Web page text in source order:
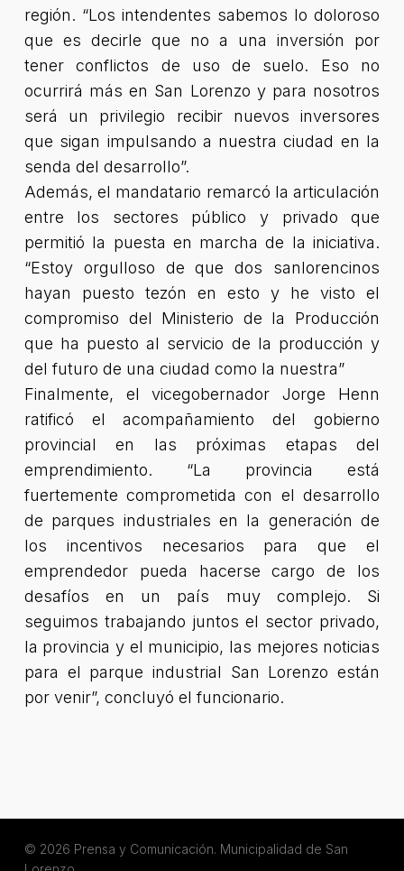
región. “Los intendentes sabemos lo doloroso
que es decirle que no a una inversión por
tener conflictos de uso de suelo. Eso no
ocurrirá más en San Lorenzo y para nosotros
será un privilegio recibir nuevos inversores
que sigan impulsando a nuestra ciudad en la
senda del desarrollo”.
Además, el mandatario remarcó la articulación
entre los sectores público y privado que
permitió la puesta en marcha de la iniciativa.
“Estoy orgulloso de que dos sanlorencinos
hayan puesto tezón en esto y he visto el
compromiso del Ministerio de la Producción
que ha puesto al servicio de la producción y
del futuro de una ciudad como la nuestra”
Finalmente, el vicegobernador Jorge Henn
ratificó el acompañamiento del gobierno
provincial en las próximas etapas del
emprendimiento. “La provincia está
fuertemente comprometida con el desarrollo
de parques industriales en la generación de
los incentivos necesarios para que el
emprendedor pueda hacerse cargo de los
desafíos en un país muy complejo. Si
seguimos trabajando juntos el sector privado,
la provincia y el municipio, las mejores noticias
para el parque industrial San Lorenzo están
por venir”, concluyó el funcionario.
© 2026 Prensa y Comunicación. Municipalidad de San